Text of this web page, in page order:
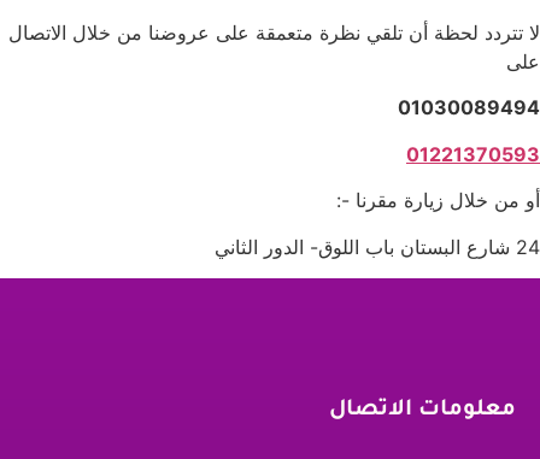
لا تتردد لحظة أن تلقي نظرة متعمقة على عروضنا من خلال الاتصال
على
01030089494
01221370593
أو من خلال زيارة مقرنا -:
24 شارع البستان باب اللوق- الدور الثاني
معلومات الاتصال